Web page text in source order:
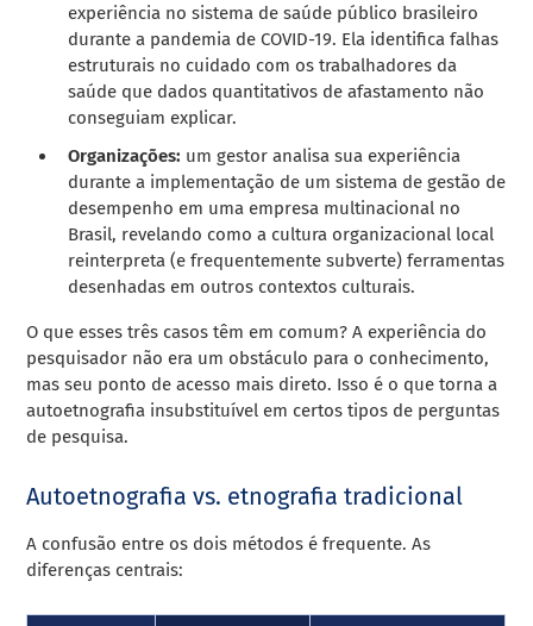
experiência no sistema de saúde público brasileiro
durante a pandemia de COVID-19. Ela identifica falhas
estruturais no cuidado com os trabalhadores da
saúde que dados quantitativos de afastamento não
conseguiam explicar.
Organizações: um gestor analisa sua experiência
durante a implementação de um sistema de gestão de
desempenho em uma empresa multinacional no
Brasil, revelando como a cultura organizacional local
reinterpreta (e frequentemente subverte) ferramentas
desenhadas em outros contextos culturais.
O que esses três casos têm em comum? A experiência do
pesquisador não era um obstáculo para o conhecimento,
mas seu ponto de acesso mais direto. Isso é o que torna a
autoetnografia insubstituível em certos tipos de perguntas
de pesquisa.
Autoetnografia vs. etnografia tradicional
A confusão entre os dois métodos é frequente. As
diferenças centrais: